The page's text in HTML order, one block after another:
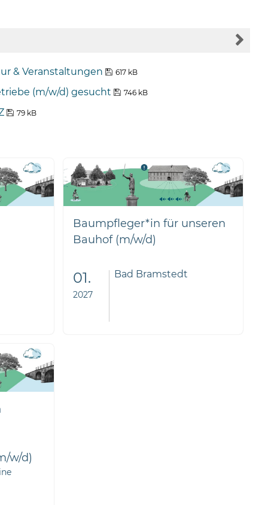
& Veranstaltungen 617 kB
(m/w/d) gesucht 746 kB
79 kB
Baumpfleger*in für unseren
Bauhof (m/w/d)
01.
2027
Bad Bramstedt
w/d)